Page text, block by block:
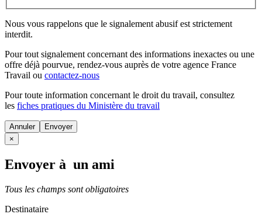
Nous vous rappelons que le signalement abusif est strictement
interdit.
Pour tout signalement concernant des informations inexactes ou une
offre déjà pourvue, rendez-vous auprès de votre agence France
Travail ou contactez-nous
Pour toute information concernant le droit du travail, consultez
les fiches pratiques du Ministère du travail
Annuler
×
Envoyer à un ami
Tous les champs sont obligatoires
Destinataire